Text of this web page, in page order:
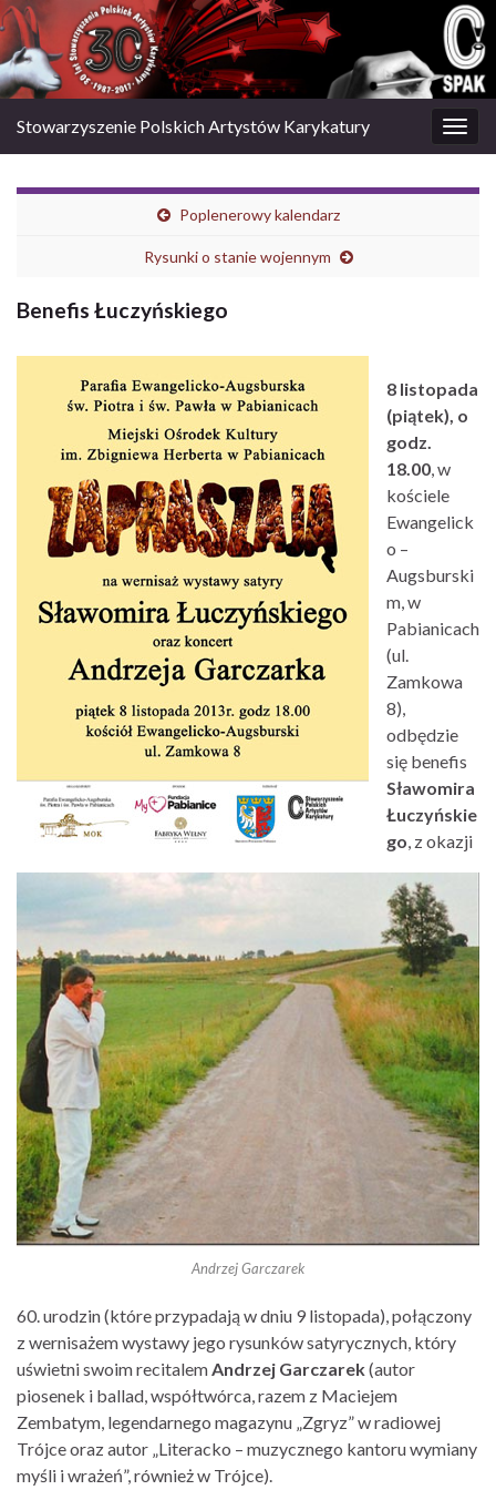
Stowarzyszenie Polskich Artystów Karykatury
Poplenerowy kalendarz
Rysunki o stanie wojennym
Benefis Łuczyńskiego
Andrzej Garczarek
8 listopada
(piątek), o
godz.
18.00 , w
kościele
Ewangelick
o –
Augsburski
m, w
Pabianicach
(ul.
Zamkowa
8),
odbędzie
się benefis
Sławomira
Łuczyńskie
go , z okazji
60. urodzin (które przypadają w dniu 9 listopada), połączony
z wernisażem wystawy jego rysunków satyrycznych, który
uświetni swoim recitalem Andrzej Garczarek(autor
piosenek i ballad, współtwórca, razem z Maciejem
Zembatym, legendarnego magazynu „Zgryz” w radiowej
Trójce oraz autor „Literacko – muzycznego kantoru wymiany
myśli i wrażeń”, również w Trójce).